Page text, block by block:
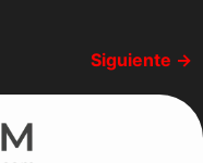
Siguiente →